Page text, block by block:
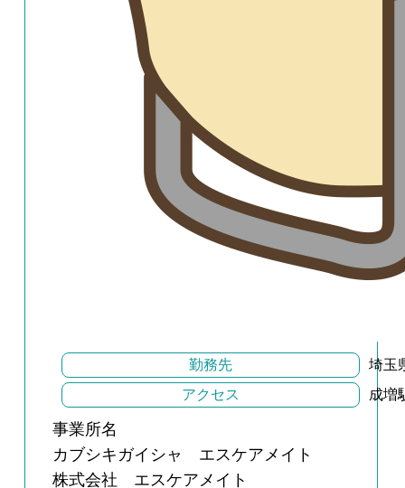
勤務先
埼玉
アクセス
成増
事業所名
カブシキガイシャ エスケアメイト
株式会社 エスケアメイト